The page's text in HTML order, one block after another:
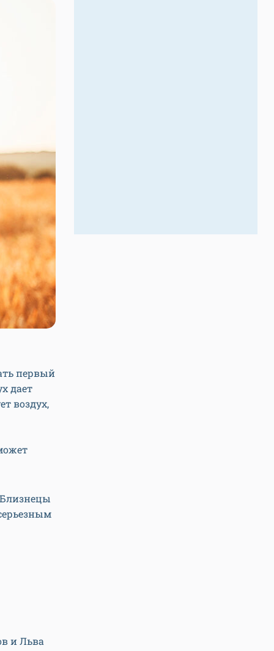
первый
дает
воздух,
и Льва